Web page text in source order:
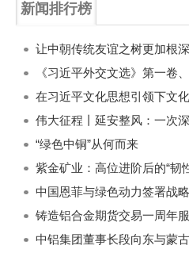
新闻排行榜
《习近平外交文选》第一卷
“绿色中铜”从何而来
紫金矿业：高位进阶后的“韧
中国恩菲与绿色动力签署战
铸造铝合金期货交易一周年